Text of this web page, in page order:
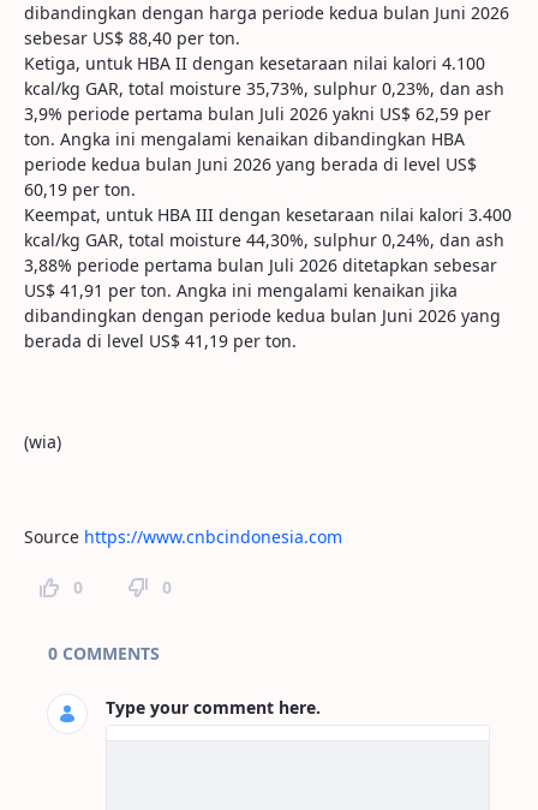
dibandingkan dengan harga periode kedua bulan Juni 2026
sebesar US$ 88,40 per ton.
Ketiga, untuk HBA II dengan kesetaraan nilai kalori 4.100
kcal/kg GAR, total moisture 35,73%, sulphur 0,23%, dan ash
3,9% periode pertama bulan Juli 2026 yakni US$ 62,59 per
ton. Angka ini mengalami kenaikan dibandingkan HBA
periode kedua bulan Juni 2026 yang berada di level US$
60,19 per ton.
Keempat, untuk HBA III dengan kesetaraan nilai kalori 3.400
kcal/kg GAR, total moisture 44,30%, sulphur 0,24%, dan ash
3,88% periode pertama bulan Juli 2026 ditetapkan sebesar
US$ 41,91 per ton. Angka ini mengalami kenaikan jika
dibandingkan dengan periode kedua bulan Juni 2026 yang
berada di level US$ 41,19 per ton.
(wia)
Source https://www.cnbcindonesia.com
0 0
Page Comments
0 COMMENTS
Type your comment here.